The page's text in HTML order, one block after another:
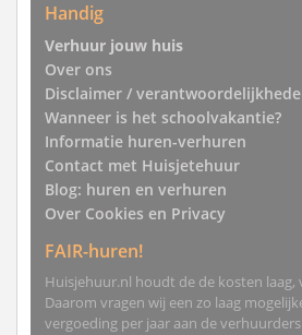
Handig
Verhuur jouw huis
Over ons
Disclaimer /
Wanneer is het schoolvakantie?
Informatie huren-verhuren
Contact met Huisjetehuur
Blog: huren en verhuren
Over Cookies en Privacy
FAIR-huren!
Huisjehuur.nl houdt de de kosten laag,
Daarom vragen wij een zo laag
vergoeding per jaar aan de